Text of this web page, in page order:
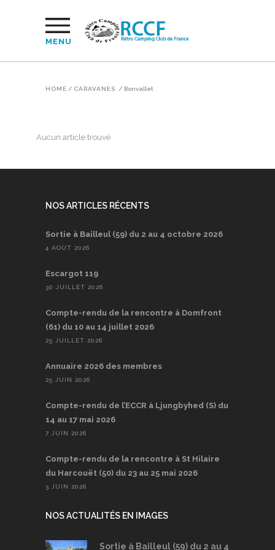
MENU
HOME / CARAVANES / Bonvallet
Aucun article trouvé
NOS ARTICLES RÉCENTS
Sortie à Bailleul (59) du 2 au 4 octobre 2026
4 AOÛT 2026
Escargot 119
30 JUILLET 2026
Compte-rendu de la rencontre à Domfront
(61) du 10 au 14 juillet 2026
25 JUILLET 2026
Annuaire 2026 des membres
25 JUIN 2026
Compte-rendu de l’ECCR à Ljungbyhed (S) du
14 au 17 mai 2026
7 JUIN 2026
Compte-rendu de la rencontre à St Hilaire
du Harcouët (50) du 23 au 25 mai 2026
3 JUIN 2026
NOS ACTUALITÉS EN IMAGES
Sortie à Bailleul (59) du 2 au 4